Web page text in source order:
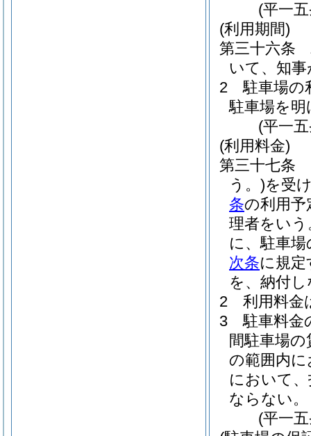
(平一
(利用期間)
第三十六条
いて、知
2
駐車場の
駐車場を
(平一
(利用料金)
第三十七条
う。)を受
条の利用予
理者をい
に、駐車
次条に規
を、納付
2
利用料金
3
駐車料金
間駐車場
の範囲内
において
ならない。
(平一